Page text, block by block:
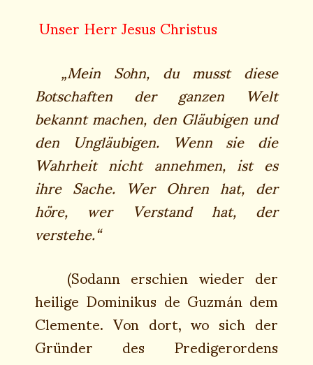
Unser Herr Jesus Christus
„Mein Sohn, du musst diese
Botschaften der ganzen Welt
bekannt machen, den Gläubigen und
den Ungläubigen. Wenn sie die
Wahrheit nicht annehmen, ist es
ihre Sache. Wer Ohren hat, der
höre, wer Verstand hat, der
verstehe.“
(Sodann erschien wieder der
heilige Dominikus de Guzmán dem
Clemente. Von dort, wo sich der
Gründer des Predigerordens